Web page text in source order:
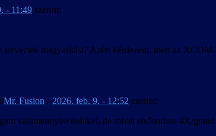
- 11:49 szerint:
terveztek magyarítást? Azért kérdezem, mert az
Mr. Fusion - 2026. feb. 9. - 12:52 szerint:
valamennyire érdekel, de mivel elsősorban 4X/